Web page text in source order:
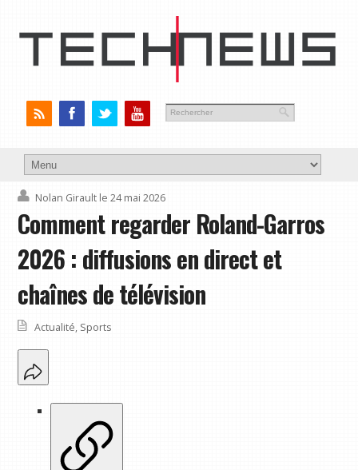
Nolan Girault le 24 mai 2026
Comment regarder Roland-Garros
2026 : diffusions en direct et
chaînes de télévision
Actualité, Sports